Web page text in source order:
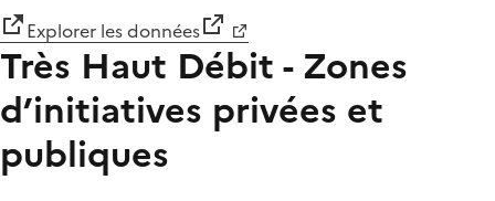
Explorer les données
Très Haut Débit - Zones
d’initiatives privées et
publiques